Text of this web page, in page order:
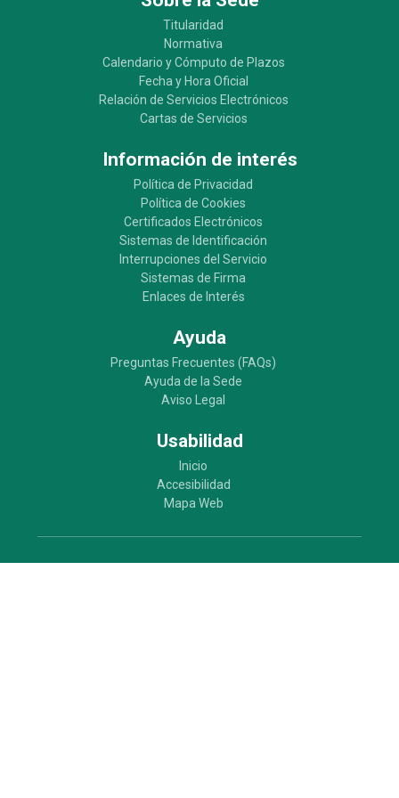
Titularidad
Normativa
Calendario y Cómputo de Plazos
Fecha y Hora Oficial
Relación de Servicios Electrónicos
Cartas de Servicios
Información de interés
Política de Privacidad
Política de Cookies
Certificados Electrónicos
Sistemas de Identificación
Interrupciones del Servicio
Sistemas de Firma
Enlaces de Interés
Ayuda
Preguntas Frecuentes (FAQs)
Ayuda de la Sede
Aviso Legal
Usabilidad
Inicio
Accesibilidad
Mapa Web